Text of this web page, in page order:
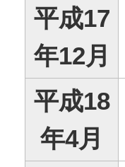
平成17
年12月
平成18
年4月